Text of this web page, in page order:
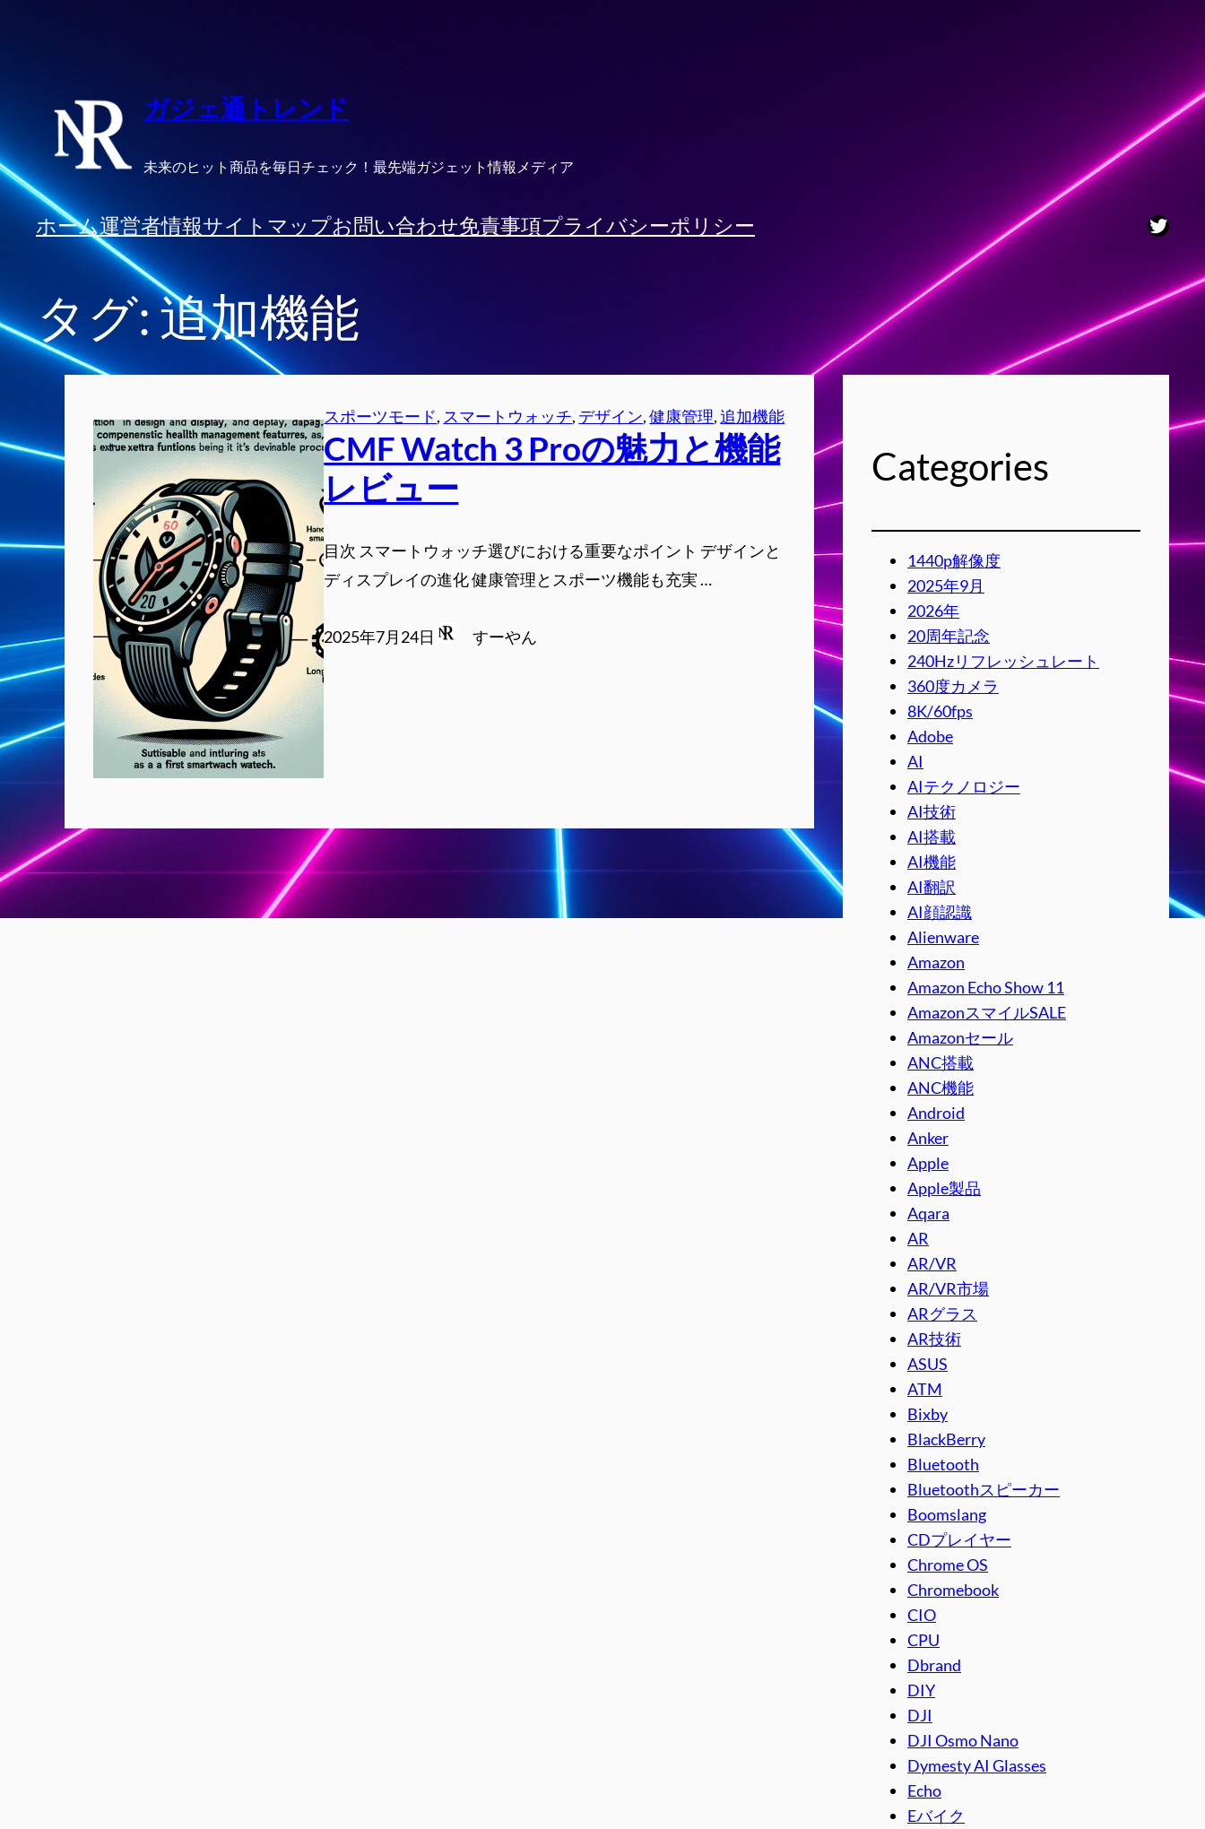
ッ
プ
ガジェ通トレンド
未来のヒット商品を毎日チェック！最先端ガジェット情報メディア
ホーム運営者情報サイトマップお問い合わせ免責事項プライバシーポリシー
タグ:追加機能
スポーツモード, スマートウォッチ, デザイン, 健康管理, 追加機能
CMF Watch 3 Proの魅力と機能
レビュー
目次 スマートウォッチ選びにおける重要なポイント デザインと
ディスプレイの進化 健康管理とスポーツ機能も充実 …
2025年7月24日 すーやん
Categories
1440p解像度
2025年9月
2026年
20周年記念
240Hzリフレッシュレート
360度カメラ
8K/60fps
Adobe
AI
AIテクノロジー
AI技術
AI搭載
AI機能
AI翻訳
AI顔認識
Alienware
Amazon
Amazon Echo Show 11
AmazonスマイルSALE
Amazonセール
ANC搭載
ANC機能
Android
Anker
Apple
Apple製品
Aqara
AR
AR/VR
AR/VR市場
ARグラス
AR技術
ASUS
ATM
Bixby
BlackBerry
Bluetooth
Bluetoothスピーカー
Boomslang
CDプレイヤー
Chrome OS
Chromebook
CIO
CPU
Dbrand
DIY
DJI
DJI Osmo Nano
Dymesty AI Glasses
Echo
Eバイク